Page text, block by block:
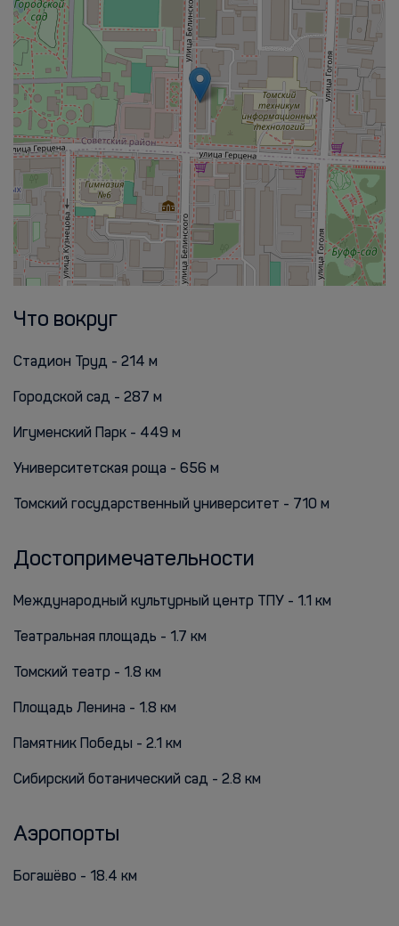
Что вокруг
Стадион Труд - 214 м
Городской сад - 287 м
Игуменский Парк - 449 м
Университетская роща - 656 м
Томский государственный университет - 710 м
Достопримечательности
Международный культурный центр ТПУ - 1.1 км
Театральная площадь - 1.7 км
Томский театр - 1.8 км
Площадь Ленина - 1.8 км
Памятник Победы - 2.1 км
Сибирский ботанический сад - 2.8 км
Аэропорты
Богашёво - 18.4 км